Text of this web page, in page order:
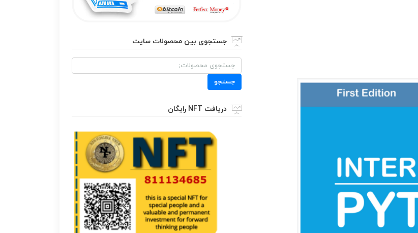
جستجوی بین محصولات سایت
جستجو
برای:
جستجو
دریافت NFT رایگان